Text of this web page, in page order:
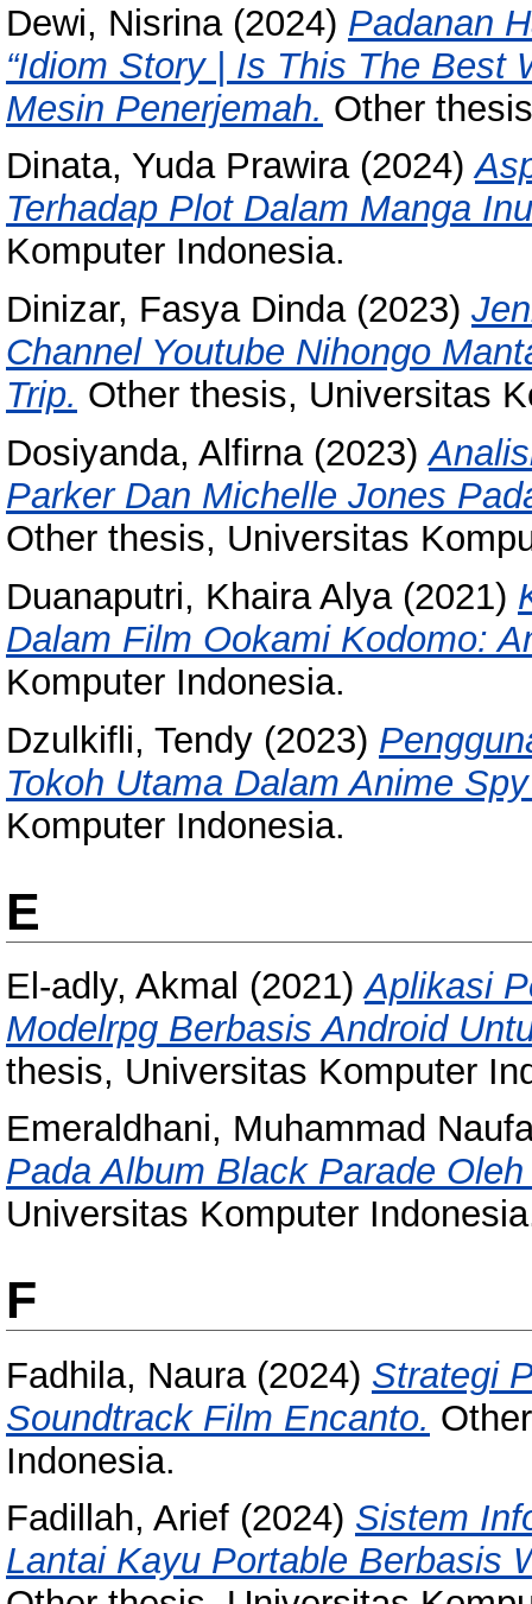
Dewi, Nisrina(2024) Padanan
“Idiom Story | Is This The Best
Mesin Penerjemah. Other
Dinata, Yuda Prawira(2024)
Terhadap Plot Dalam Manga
Komputer Indonesia.
Dinizar, Fasya Dinda(2023)
Channel Youtube Nihongo
Trip. Other thesis, Universitas
Dosiyanda, Alfirna(2023)
Parker Dan Michelle Jones
Other thesis, Universitas
Duanaputri, Khaira Alya(2021)
Dalam Film Ookami Kodomo:
Komputer Indonesia.
Dzulkifli, Tendy (2023)
Tokoh Utama Dalam Anime
Komputer Indonesia.
E
El-adly, Akmal (2021)Aplikasi
Modelrpg Berbasis Android
thesis, Universitas Komputer
Emeraldhani, Muhammad
Pada Album Black Parade
Universitas Komputer
F
Fadhila, Naura(2024) Strategi
Soundtrack Film Encanto.
Indonesia.
Fadillah, Arief (2024) Sistem
Lantai Kayu Portable Berbasis